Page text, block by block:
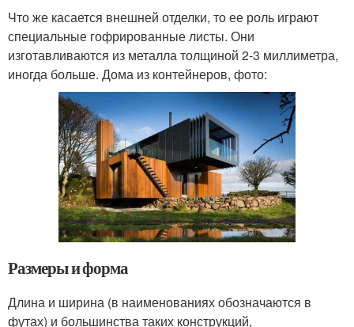
Что же касается внешней отделки, то ее роль играют
специальные гофрированные листы. Они
изготавливаются из металла толщиной 2-3 миллиметра,
иногда больше. Дома из контейнеров, фото:
Размеры и форма
Длина и ширина (в наименованиях обозначаются в
футах) и большинства таких конструкций,